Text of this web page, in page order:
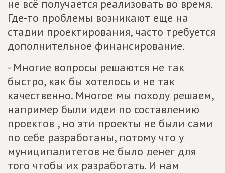
не всё получается реализовать во время.
Где-то проблемы возникают еще на
стадии проектирования, часто требуется
дополнительное финансирование.
- Многие вопросы решаются не так
быстро, как бы хотелось и не так
качественно. Многое мы походу решаем,
например были идеи по составлению
проектов , но эти проекты не были сами
по себе разработаны, потому что у
муниципалитетов не было денег для
того чтобы их разработать. И нам